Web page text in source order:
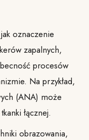
oznaczenie
zapalnych,
procesów
Na przykład,
(ANA) może
łącznej.
obrazowania,